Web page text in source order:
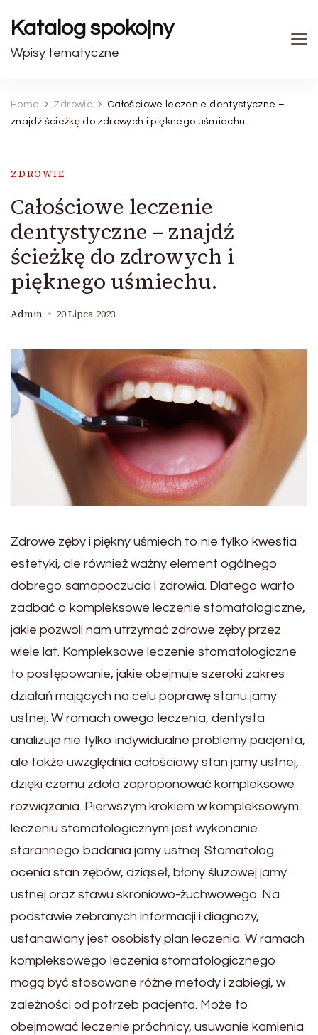
Katalog spokojny
Wpisy tematyczne
Home Zdrowie
Całościowe leczenie dentystyczne –
znajdź ścieżkę do zdrowych i pięknego uśmiechu.
ZDROWIE
Całościowe leczenie
dentystyczne – znajdź
ścieżkę do zdrowych i
pięknego uśmiechu.
Admin 20 Lipca 2023
Zdrowe zęby i piękny uśmiech to nie tylko kwestia
estetyki, ale również ważny element ogólnego
dobrego samopoczucia i zdrowia. Dlatego warto
zadbać o kompleksowe leczenie stomatologiczne,
jakie pozwoli nam utrzymać zdrowe zęby przez
wiele lat. Kompleksowe leczenie stomatologiczne
to postępowanie, jakie obejmuje szeroki zakres
działań mających na celu poprawę stanu jamy
ustnej. W ramach owego leczenia, dentysta
analizuje nie tylko indywidualne problemy pacjenta,
ale także uwzględnia całościowy stan jamy ustnej,
dzięki czemu zdoła zaproponować kompleksowe
rozwiązania. Pierwszym krokiem w kompleksowym
leczeniu stomatologicznym jest wykonanie
starannego badania jamy ustnej. Stomatolog
ocenia stan zębów, dziąseł, błony śluzowej jamy
ustnej oraz stawu skroniowo-żuchwowego. Na
podstawie zebranych informacji i diagnozy,
ustanawiany jest osobisty plan leczenia. W ramach
kompleksowego leczenia stomatologicznego
mogą być stosowane różne metody i zabiegi, w
zależności od potrzeb pacjenta. Może to
obejmować leczenie próchnicy, usuwanie kamienia